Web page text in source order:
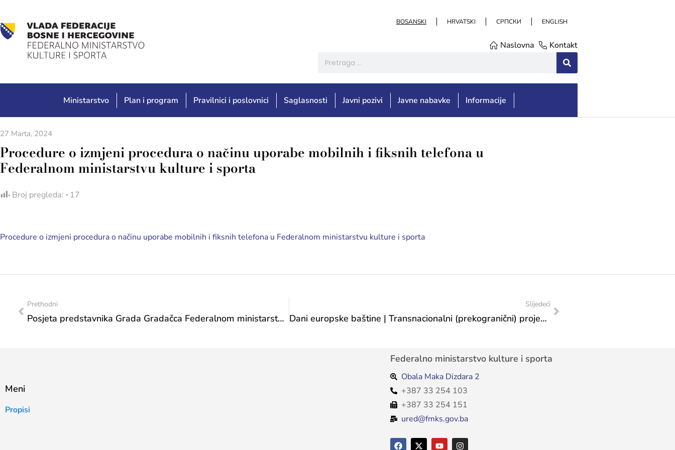
BOSANSKI HRVATSKI СРПСКИ ENGLISH
Naslovna Kontakt
Ministarstvo Plan i program Pravilnici i poslovnici Saglasnosti Javni pozivi Javne nabavke Informacije
27 Marta, 2024
Procedure o izmjeni procedura o načinu uporabe mobilnih i fiksnih telefona u
Federalnom ministarstvu kulture i sporta
Broj pregleda: 17
Procedure o izmjeni procedura o načinu uporabe mobilnih i fiksnih telefona u Federalnom ministarstvu kulture i sporta
Prethodni
Posjeta predstavnika Grada Gradačca Federalnom ministarstvu kulture i sporta
Slijedeći
Dani europske baštine | Transnacionalni (prekogranični) projekti EHD 2024 | Poziv za projekte
Meni
Propisi
Federalno ministarstvo kulture i sporta
Obala Maka Dizdara 2
+387 33 254 103
+387 33 254 151
ured@fmks.gov.ba